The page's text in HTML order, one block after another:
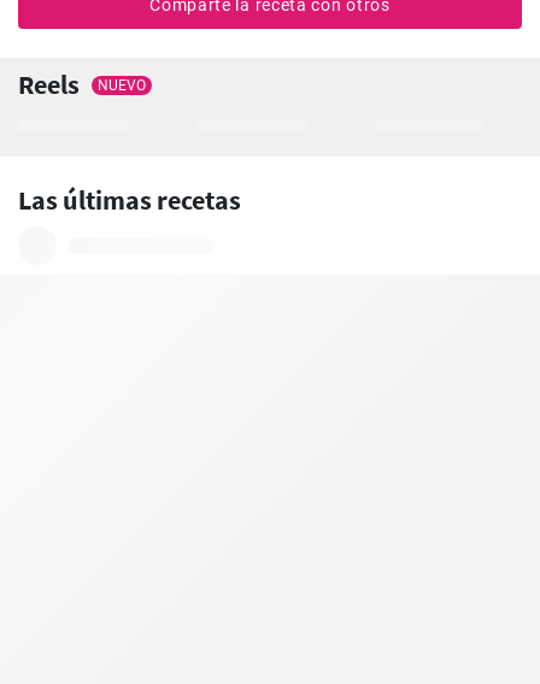
Comparte la receta con otros
Reels NUEVO
Las últimas recetas